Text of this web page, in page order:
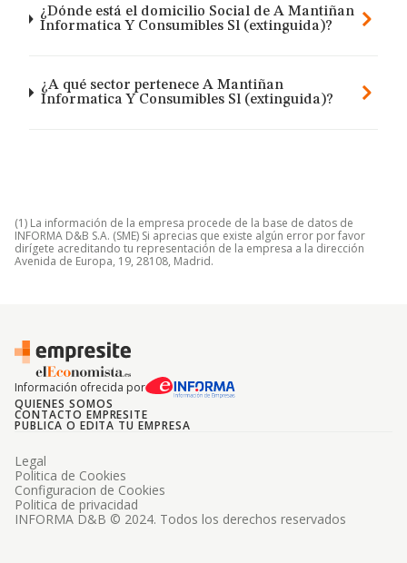
¿Dónde está el domicilio Social de A Mantiñan
Informatica Y Consumibles Sl (extinguida)?
¿A qué sector pertenece A Mantiñan
Informatica Y Consumibles Sl (extinguida)?
(1) La información de la empresa procede de la base de datos de
INFORMA D&B S.A. (SME) Si aprecias que existe algún error por favor
dirígete acreditando tu representación de la empresa a la dirección
Avenida de Europa, 19, 28108, Madrid.
Información ofrecida por
QUIENES SOMOS
CONTACTO EMPRESITE
PUBLICA O EDITA TU EMPRESA
INFORMA D&B © 2024. Todos los derechos reservados
Legal
Politica de Cookies
Configuracion de Cookies
Politica de privacidad